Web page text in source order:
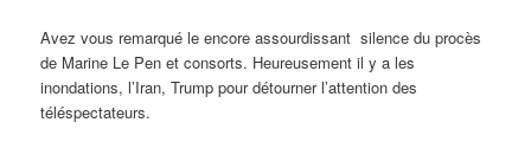
Avez vous remarqué le encore assourdissant silence du procès
de Marine Le Pen et consorts. Heureusement il y a les
inondations, l’Iran, Trump pour détourner l’attention des
téléspectateurs.